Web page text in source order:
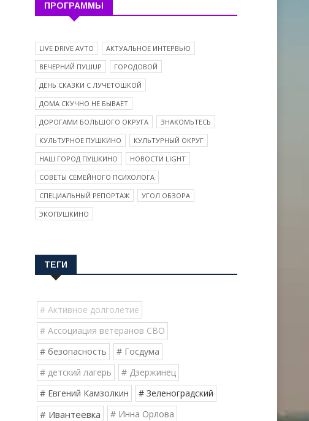
ПРОГРАММЫ
LIVE DRIVE AVTO
АКТУАЛЬНОЕ ИНТЕРВЬЮ
ВЕЧЕРНИЙ ПУШUP
ГОРОДОВОЙ
ДЕНЬ СКАЗКИ С ЛУЧЕТОШКОЙ
ДОМА СКУЧНО НЕ БЫВАЕТ
ДОРОГАМИ БОЛЬШОГО ОКРУГА
ЗНАКОМЬТЕСЬ
КУЛЬТУРНОЕ ПУШКИНО
КУЛЬТУРНЫЙ ОКРУГ
НАШ ГОРОД ПУШКИНО
НОВОСТИ LIGHT
СОВЕТЫ СЕМЕЙНОГО ПСИХОЛОГА
СПЕЦИАЛЬНЫЙ РЕПОРТАЖ
УГОЛ ОБЗОРА
ЭКОПУШКИНО
ТЕГИ
# Активное долголетие
# Ассоциация ветеранов СВО
# безопасность
# Госдума
# детский лагерь
# Дзержинец
# Евгений Камзолкин
# Зеленоградский
# Ивантеевка # Инна Орлова